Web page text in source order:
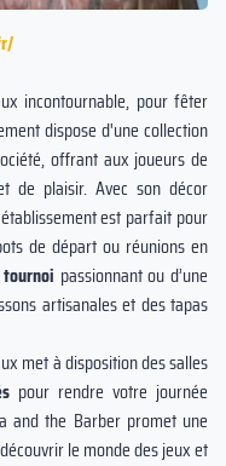
incontournable, pour fêter
dispose d'une collection
offrant aux joueurs de
de plaisir. Avec son décor
est parfait pour
de départ ou réunions en
tournoi passionnant ou d’une
artisanales et des tapas
met à disposition des salles
pour rendre votre journée
and the Barber promet une
le monde des jeux et